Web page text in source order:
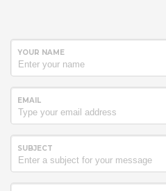
YOUR NAME
EMAIL
SUBJECT